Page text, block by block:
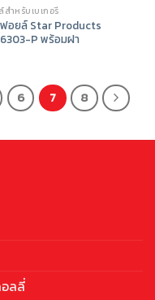
ำหรับเบเกอรี่
อยล์ Star Products
P พร้อมฝา
6 7 8
อลลี่